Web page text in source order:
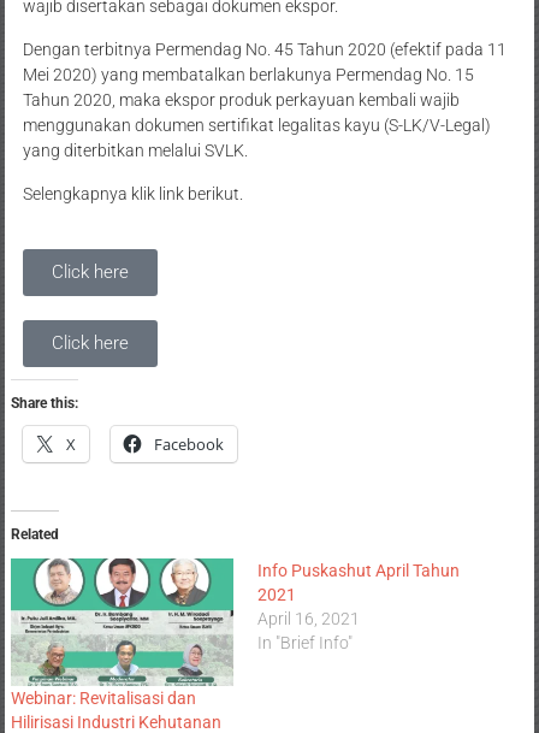
wajib disertakan sebagai dokumen ekspor.
Dengan terbitnya Permendag No. 45 Tahun 2020 (efektif pada 11
Mei 2020) yang membatalkan berlakunya Permendag No. 15
Tahun 2020, maka ekspor produk perkayuan kembali wajib
menggunakan dokumen sertifikat legalitas kayu (S-LK/V-Legal)
yang diterbitkan melalui SVLK.
Selengkapnya klik link berikut.
Click here
Click here
Share this:
X Facebook
Related
Webinar: Revitalisasi dan
Hilirisasi Industri Kehutanan
Info Puskashut April Tahun
2021
April 16, 2021
In "Brief Info"